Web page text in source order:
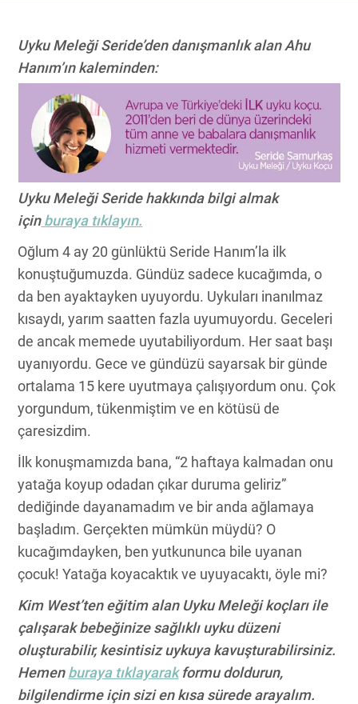
Uyku Meleği Seride’den danışmanlık alan Ahu
Hanım’ın kaleminden:
Uyku Meleği Seride hakkında bilgi almak
içinburaya tıklayın.
Oğlum 4 ay 20 günlüktü Seride Hanım’la ilk
konuştuğumuzda. Gündüz sadece kucağımda, o
da ben ayaktayken uyuyordu. Uykuları inanılmaz
kısaydı, yarım saatten fazla uyumuyordu. Geceleri
de ancak memede uyutabiliyordum. Her saat başı
uyanıyordu. Gece ve gündüzü sayarsak bir günde
ortalama 15 kere uyutmaya çalışıyordum onu. Çok
yorgundum, tükenmiştim ve en kötüsü de
çaresizdim.
İlk konuşmamızda bana, “2 haftaya kalmadan onu
yatağa koyup odadan çıkar duruma geliriz”
dediğinde dayanamadım ve bir anda ağlamaya
başladım. Gerçekten mümkün müydü? O
kucağımdayken, ben yutkununca bile uyanan
çocuk! Yatağa koyacaktık ve uyuyacaktı, öyle mi?
Kim West’ten eğitim alan Uyku Meleği koçları ile
çalışarak bebeğinize sağlıklı uyku düzeni
oluşturabilir, kesintisiz uykuya kavuşturabilirsiniz.
Hemenburaya tıklayarakformu doldurun,
bilgilendirme için sizi en kısa sürede arayalım.